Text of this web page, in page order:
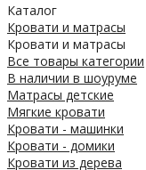
Каталог
Кровати и матрасы
Кровати и матрасы
Все товары категории
В наличии в шоуруме
Матрасы детские
Мягкие кровати
Кровати - машинки
Кровати - домики
Кровати из дерева